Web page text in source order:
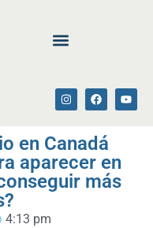
en Canadá
aparecer en
más
4:13 pm